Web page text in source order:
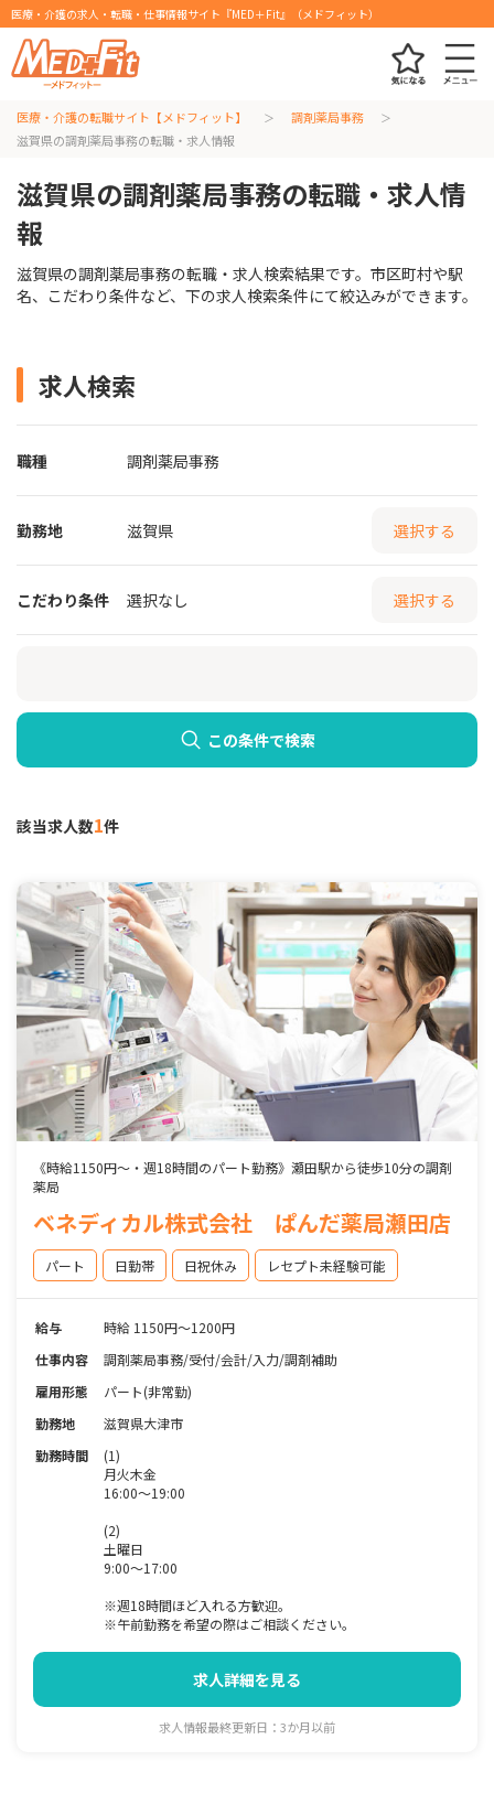
医療・介護の求人・転職・仕事情報サイト『MED＋Fit』（メドフィット）
医療・介護の転職サイト【メドフィット】
調剤薬局事務
滋賀県の調剤薬局事務の転職・求人情報
滋賀県の調剤薬局事務の転職・求人情
報
滋賀県の調剤薬局事務の転職・求人検索結果です。市区町村や駅
名、こだわり条件など、下の求人検索条件にて絞込みができます。
求人検索
職種 調剤薬局事務
勤務地 滋賀県 選択する
こだわり条件 選択なし 選択する
この条件で検索
該当求人数1件
《時給1150円～・週18時間のパート勤務》瀬田駅から徒歩10分の調剤
薬局
ベネディカル株式会社 ぱんだ薬局瀬田店
パート 日勤帯 日祝休み レセプト未経験可能
給与
時給 1150円～1200円
仕事内容
調剤薬局事務/受付/会計/入力/調剤補助
雇用形態
パート(非常勤)
勤務地
滋賀県大津市
勤務時間
(1)
月火木金
16:00～19:00
(2)
土曜日
9:00～17:00
※週18時間ほど入れる方歓迎。
※午前勤務を希望の際はご相談ください。
求人詳細を見る
求人情報最終更新日：3か月以前